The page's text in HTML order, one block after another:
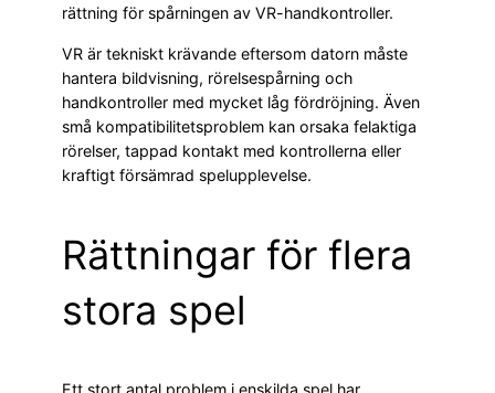
rättning för spårningen av VR-handkontroller.
VR är tekniskt krävande eftersom datorn måste
hantera bildvisning, rörelsespårning och
handkontroller med mycket låg fördröjning. Även
små kompatibilitetsproblem kan orsaka felaktiga
rörelser, tappad kontakt med kontrollerna eller
kraftigt försämrad spelupplevelse.
Rättningar för flera
stora spel
Ett stort antal problem i enskilda spel har